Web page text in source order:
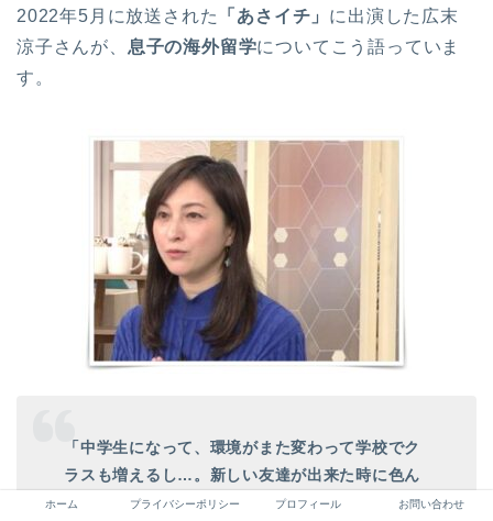
2022年5月に放送された 「あさイチ」 に出演した広末
涼子さんが、 息子の海外留学についてこう語っていま
す。
「中学生になって、環境がまた変わって学校でク
ラスも増えるし…。新しい友達が出来た時に色ん
なトラブルもあって、ちょっと私もはじめてこう
ホーム プライバシーポリシー プロフィール お問い合わせ